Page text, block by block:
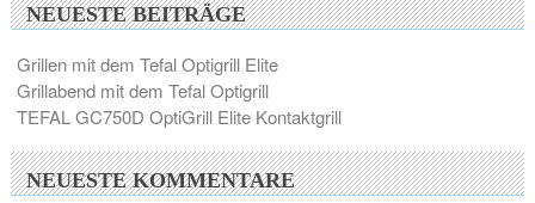
NEUESTE BEITRÄGE
Grillen mit dem Tefal Optigrill Elite
Grillabend mit dem Tefal Optigrill
TEFAL GC750D OptiGrill Elite Kontaktgrill
NEUESTE KOMMENTARE